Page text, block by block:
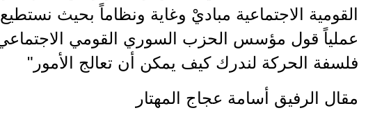
القومية الاجتماعية مباديْ وغاية ونظاماً بحيث
عملياً قول مؤسس الحزب السوري القومي
فلسفة الحركة لندرك كيف يمكن أن تعالج الأمور"
مقال الرفيق أسامة عجاج المهتار